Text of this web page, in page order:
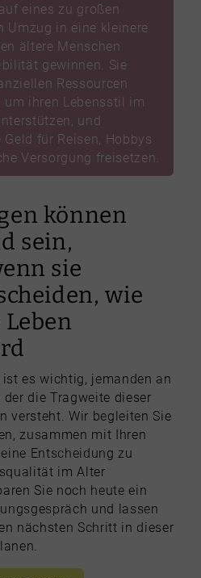
eines zu großen
Umzug in eine kleinere
ältere Menschen
gewinnen. Sie
Ressourcen
ihren Lebensstil im
und
für Reisen, Hobbys
Versorgung freisetzen.
können
sein,
sie
wie
es wichtig, jemanden an
der die Tragweite dieser
versteht. Wir begleiten Sie
zusammen mit Ihren
Entscheidung zu
im Alter
Sie noch heute ein
und lassen
nächsten Schritt in dieser